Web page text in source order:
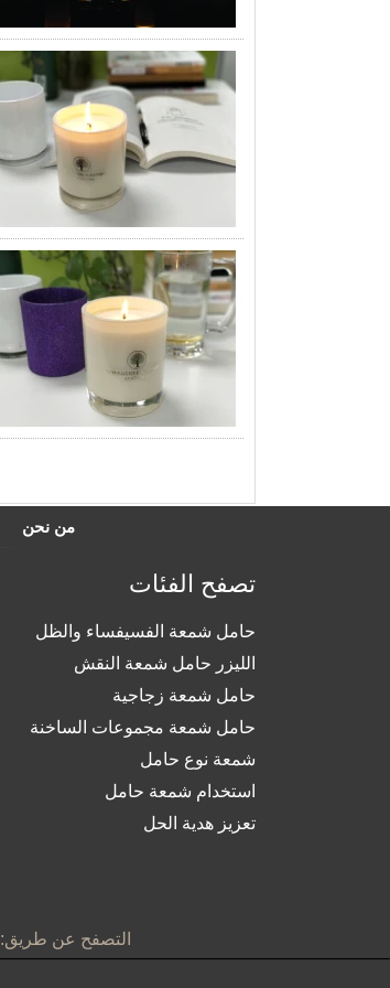
من نحن
تصفح الفئات
حامل شمعة الفسيفساء والظل
الليزر حامل شمعة النقش
حامل شمعة زجاجية
حامل شمعة مجموعات الساخنة
شمعة نوع حامل
استخدام شمعة حامل
تعزيز هدية الحل
التصفح عن طريق: